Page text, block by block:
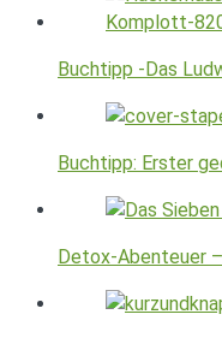
Buchtipp -Das
Buchtipp: Erster
Detox-Abenteuer